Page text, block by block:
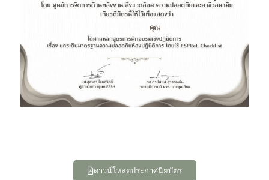
คุณ
ดาวน์โหลดประกาศนียบัตร